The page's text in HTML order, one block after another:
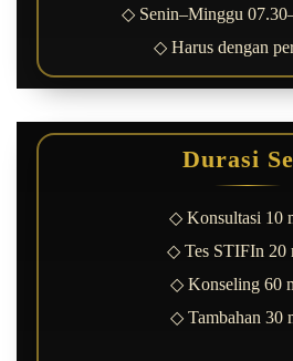
◇ Senin–Minggu
◇ Harus dengan
Durasi
◇ Konsultasi 10
◇ Tes STIFIn 20
◇ Konseling 60
◇ Tambahan 30